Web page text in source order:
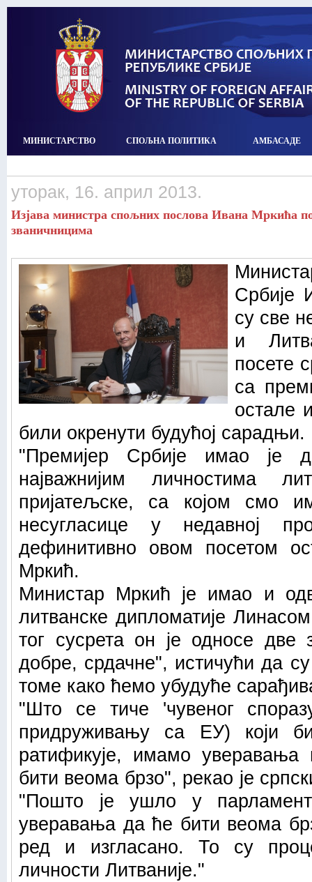
МИНИСТАРСТВО СПОЉНА ПОЛИТИКА АМБАСАДЕ
уторак, 16. април 2013.
Изјава министра спољних послова Ивана Мркића
званичницима
Србије
су све
и
посете
са
остале
били окренути будућој сарадњи.
"Премијер Србије имао је
најважнијим личностима
пријатељске, са којом смо
несугласице у недавној
дефинитивно овом посетом
Мркић.
Министар Мркић је имао и
литванске дипломатије
тог сусрета он је односе
добре, срдачне", истичући да
томе како ћемо убудуће
"Што се тиче 'чувеног
придруживању са ЕУ) који
ратификује, имамо
бити веома брзо", рекао је
"Пошто је ушло у
уверавања да ће бити веома
ред и изгласано. То су
личности Литваније."